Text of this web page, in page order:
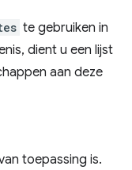
te gebruiken in
dient u een lijst
aan deze
toepassing is.